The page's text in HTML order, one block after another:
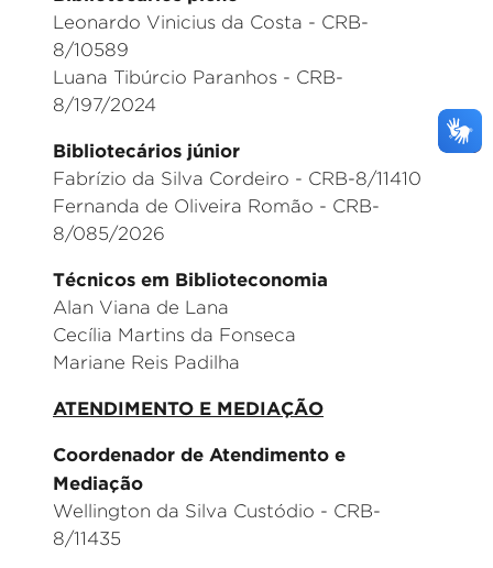
Leonardo Vinicius da Costa - CRB-
8/10589
Luana Tibúrcio Paranhos - CRB-
8/197/2024
Bibliotecários júnior
Fabrízio da Silva Cordeiro - CRB-8/11410
Fernanda de Oliveira Romão - CRB-
8/085/2026
Técnicos em Biblioteconomia
Alan Viana de Lana
Cecília Martins da Fonseca
Mariane Reis Padilha
ATENDIMENTO E MEDIAÇÃO
Coordenador de Atendimento e
Mediação
Wellington da Silva Custódio - CRB-
8/11435